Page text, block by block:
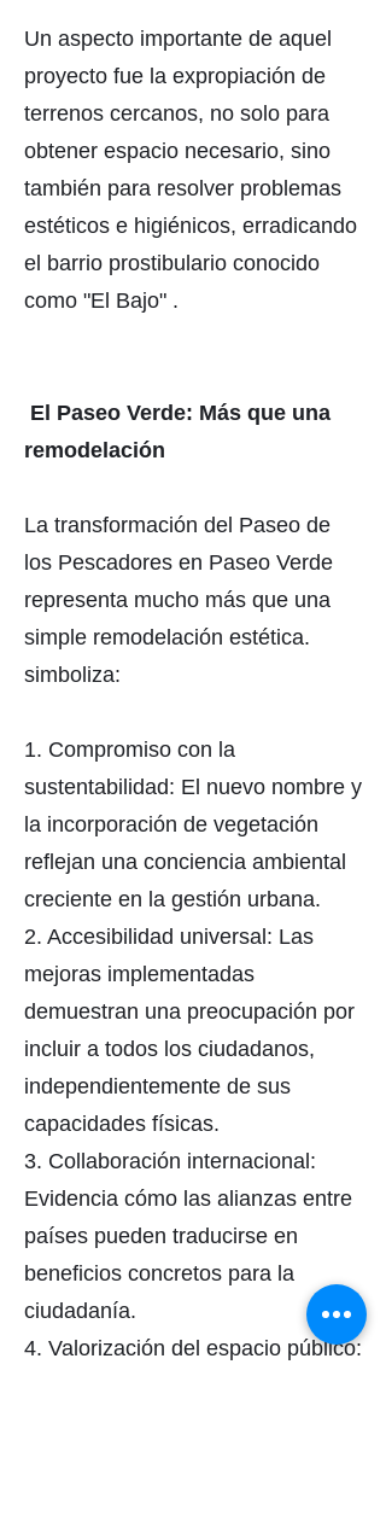
Un aspecto importante de aquel
proyecto fue la expropiación de
terrenos cercanos, no solo para
obtener espacio necesario, sino
también para resolver problemas
estéticos e higiénicos, erradicando
el barrio prostibulario conocido
como "El Bajo" .
El Paseo Verde: Más que una
remodelación
La transformación del Paseo de
los Pescadores en Paseo Verde
representa mucho más que una
simple remodelación estética.
simboliza:
1. Compromiso con la
sustentabilidad: El nuevo nombre y
la incorporación de vegetación
reflejan una conciencia ambiental
creciente en la gestión urbana.
2. Accesibilidad universal: Las
mejoras implementadas
demuestran una preocupación por
incluir a todos los ciudadanos,
independientemente de sus
capacidades físicas.
3. Collaboración internacional:
Evidencia cómo las alianzas entre
países pueden traducirse en
beneficios concretos para la
ciudadanía.
4. Valorización del espacio público: